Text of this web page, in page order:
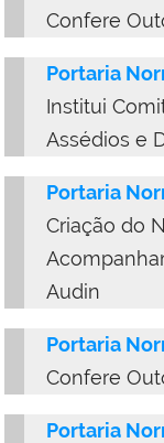
Confere
Portaria
Institui
Assédios e
Portaria
Criação do
Audin
Portaria
Confere
Portaria